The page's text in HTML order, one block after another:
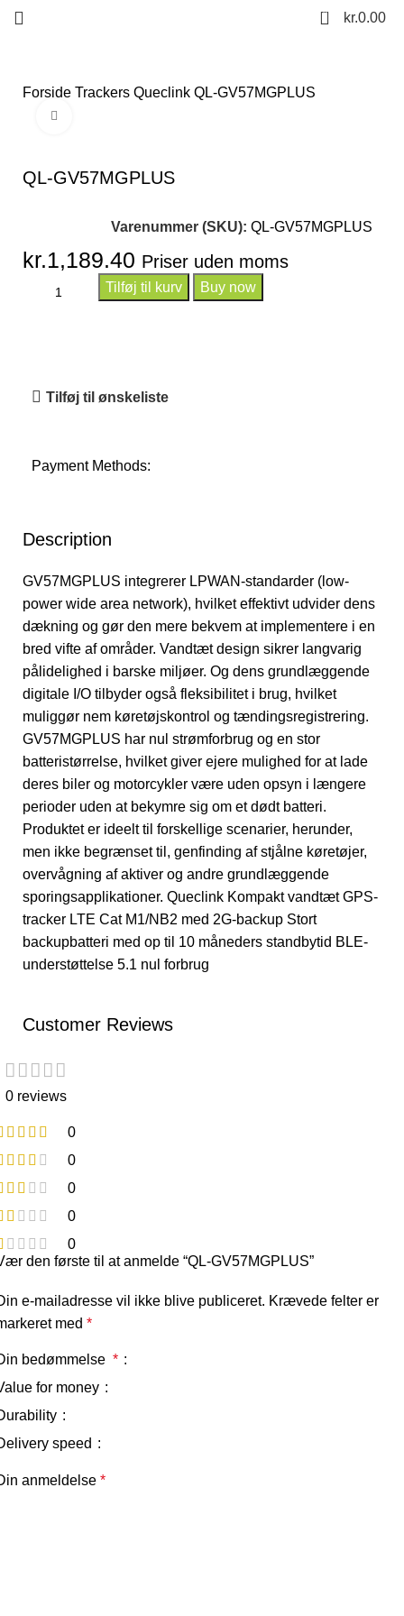
0 kr.0.00
Forside Trackers Queclink QL-GV57MGPLUS
QL-GV57MGPLUS
Varenummer (SKU): QL-GV57MGPLUS
kr.1,189.40 Priser uden moms
Tilføj til kurv Buy now
Tilføj til ønskeliste
Payment Methods:
Description
GV57MGPLUS integrerer LPWAN-standarder (low-
power wide area network), hvilket effektivt udvider dens
dækning og gør den mere bekvem at implementere i en
bred vifte af områder. Vandtæt design sikrer langvarig
pålidelighed i barske miljøer. Og dens grundlæggende
digitale I/O tilbyder også fleksibilitet i brug, hvilket
muliggør nem køretøjskontrol og tændingsregistrering.
GV57MGPLUS har nul strømforbrug og en stor
batteristørrelse, hvilket giver ejere mulighed for at lade
deres biler og motorcykler være uden opsyn i længere
perioder uden at bekymre sig om et dødt batteri.
Produktet er ideelt til forskellige scenarier, herunder,
men ikke begrænset til, genfinding af stjålne køretøjer,
overvågning af aktiver og andre grundlæggende
sporingsapplikationer. Queclink Kompakt vandtæt GPS-
tracker LTE Cat M1/NB2 med 2G-backup Stort
backupbatteri med op til 10 måneders standbytid BLE-
understøttelse 5.1 nul forbrug
Customer Reviews
0 reviews
0
0
0
0
0
den første til at anmelde “QL-GV57MGPLUS”
e-mailadresse vil ikke blive publiceret. Krævede felter er
med *
bedømmelse *
for money
speed
anmeldelse *